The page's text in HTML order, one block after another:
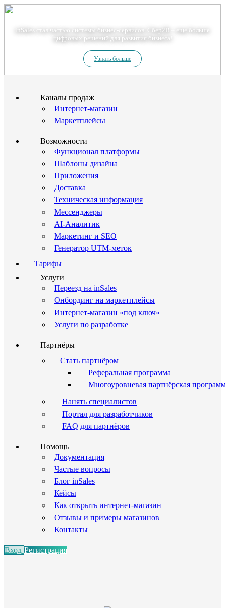
inSales стал частью системы бизнес-сервисов. Сбер2В – еще больше
цифровых решений для развития бизнеса!
Узнать больше
Каналы продаж
Интернет-магазин
Маркетплейсы
Возможности
Функционал платформы
Шаблоны дизайна
Приложения
Доставка
Техническая информация
Мессенджеры
AI-Аналитик
Маркетинг и SEO
Генератор UTM-меток
Тарифы
Услуги
Переезд на inSales
Онбординг на маркетплейсы
Интернет-магазин «под ключ»
Услуги по разработке
Партнёры
Стать партнёром
Реферальная программа
Многоуровневая партнёрская
Нанять специалистов
Портал для разработчиков
FAQ для партнёров
Помощь
Документация
Частые вопросы
Блог inSales
Кейсы
Как открыть интернет-магазин
Отзывы и примеры магазинов
Контакты
Вход Регистрация